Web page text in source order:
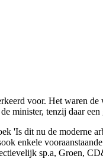
voor. Het waren
minister, tenzij daar een
'Is dit nu de moderne
enkele
sp.a, Groen,